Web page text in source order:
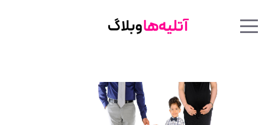
Mobile Menu Toggle